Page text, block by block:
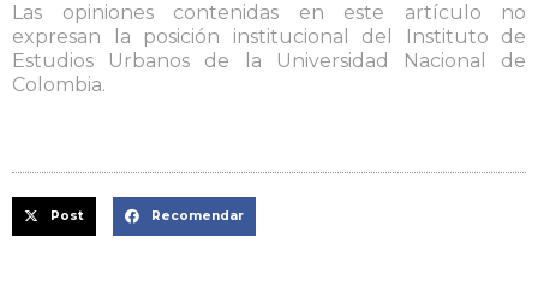
Las opiniones contenidas en este artículo no
expresan la posición institucional del Instituto de
Estudios Urbanos de la Universidad Nacional de
Colombia.
Post Recomendar